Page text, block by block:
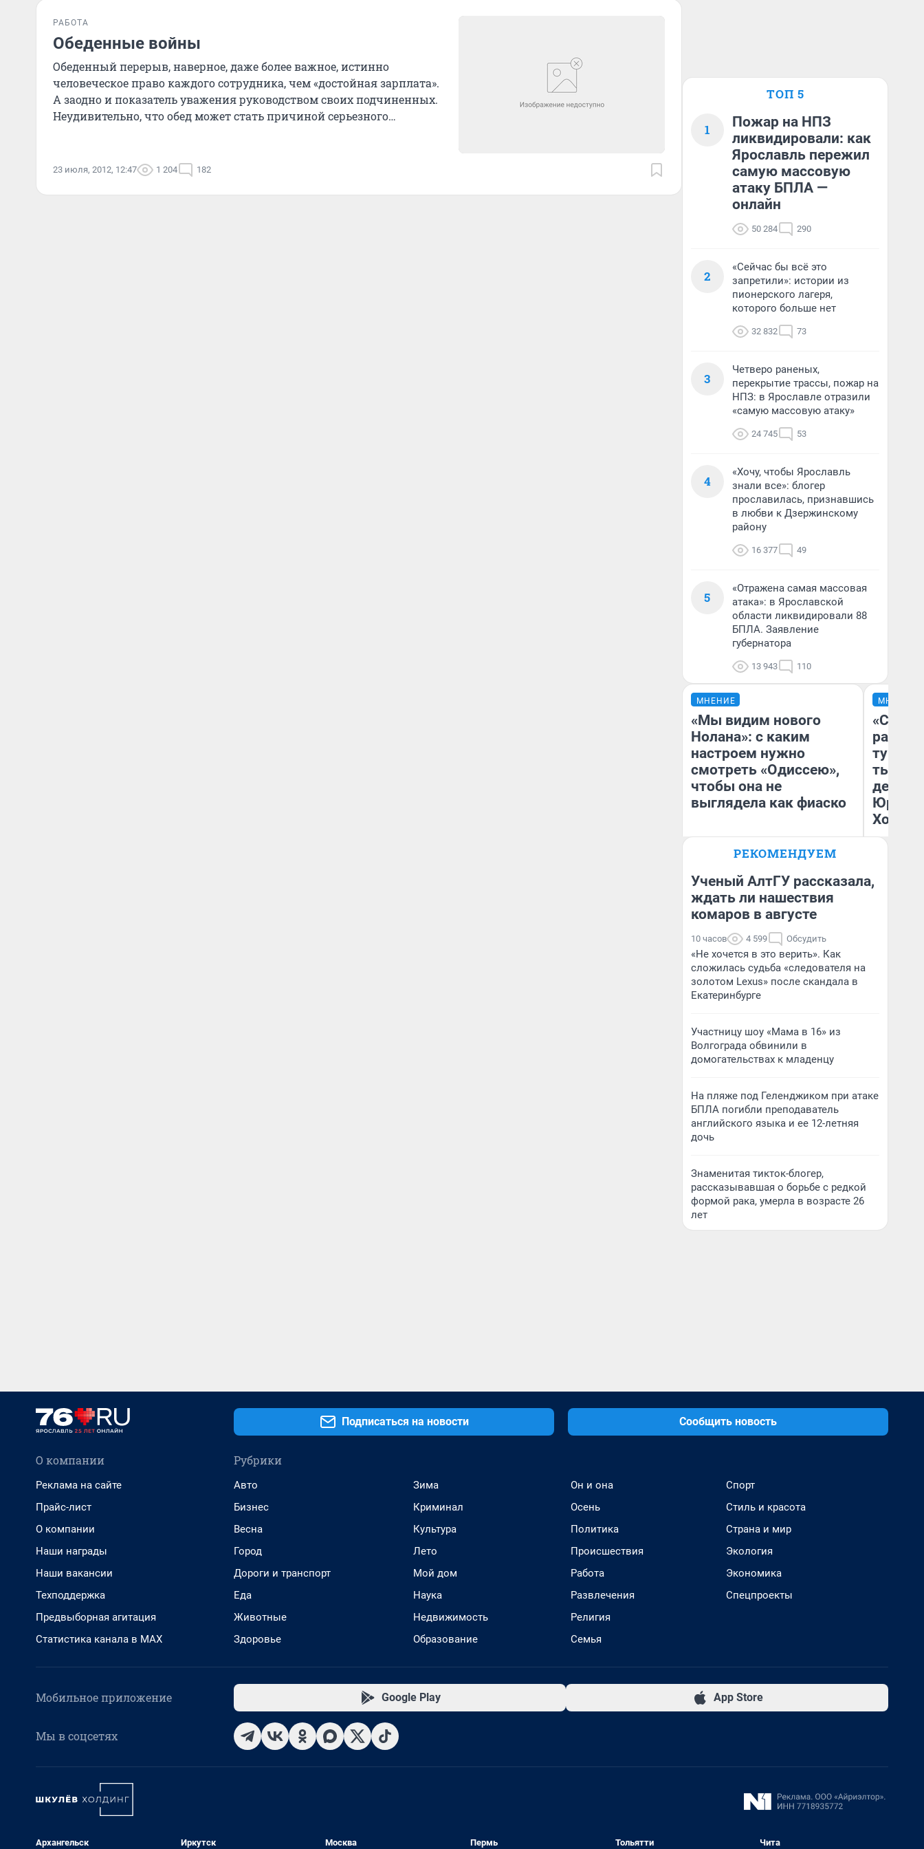
РАБОТА
Обеденные войны
Обеденный перерыв, наверное, даже более важное, истинно
человеческое право каждого сотрудника, чем «достойная зарплата».
А заодно и показатель уважения руководством своих подчиненных.
Неудивительно, что обед может стать причиной серьезного
23 июля, 2012, 12:47 1 204 182
ТОП 5
1
Пожар на НПЗ
ликвидировали: как
Ярославль пережил
самую массовую
атаку БПЛА —
онлайн
50 284 290
2
«Сейчас бы всё это
запретили»: истории из
пионерского лагеря,
которого больше нет
32 832 73
3
Четверо раненых,
перекрытие трассы, пожар на
НПЗ: в Ярославле отразили
«самую массовую атаку»
24 745 53
4
«Хочу, чтобы Ярославль
знали все»: блогер
прославилась, признавшись
в любви к Дзержинскому
району
16 377 49
5
«Отражена самая массовая
атака»: в Ярославской
области ликвидировали 88
БПЛА. Заявление
губернатора
13 943 110
МНЕНИЕ
«Мы видим нового
Нолана»: с каким
настроем нужно
смотреть «Одиссею»,
чтобы она не
выглядела как фиаско
Надежда Губарь
МНЕНИЕ
тысяч,
день
РЕКОМЕНДУЕМ
Ученый АлтГУ рассказала,
ждать ли нашествия
комаров в августе
10 часов 4 599 Обсудить
«Не хочется в это верить». Как
сложилась судьба «следователя на
золотом Lexus» после скандала в
Екатеринбурге
Участницу шоу «Мама в 16» из
Волгограда обвинили в
домогательствах к младенцу
На пляже под Геленджиком при атаке
БПЛА погибли преподаватель
английского языка и ее 12-летняя
дочь
Знаменитая тикток-блогер,
рассказывавшая о борьбе с редкой
формой рака, умерла в возрасте 26
лет
Подписаться на новости Сообщить новость
О компании
Реклама на сайте
Прайс-лист
О компании
Наши награды
Наши вакансии
Техподдержка
Предвыборная агитация
Статистика канала в MAX
Рубрики
Авто
Бизнес
Весна
Город
Дороги и транспорт
Еда
Животные
Здоровье
Зима
Криминал
Культура
Лето
Мой дом
Наука
Недвижимость
Образование
Он и она
Осень
Политика
Происшествия
Работа
Развлечения
Религия
Семья
Спорт
Стиль и красота
Страна и мир
Экология
Экономика
Спецпроекты
Мобильное приложение Google Play App Store
Мы в соцсетях
Архангельск Иркутск Москва Пермь Тольятти Чита